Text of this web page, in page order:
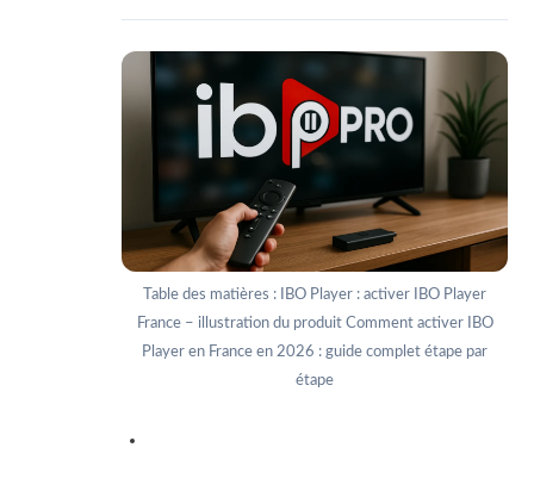
Table des matières : IBO Player : activer IBO Player
France – illustration du produit Comment activer IBO
Player en France en 2026 : guide complet étape par
étape